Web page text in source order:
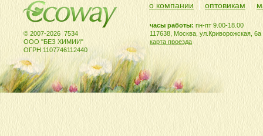
© 2007-2026 7534
ООО "БЕЗ ХИМИИ"
ОГРН 1107746112440
часы работы: пн-пт 9.00-18.00
117638, Москва, ул.Криворожская, 6а
карта проезда
о компании оптовикам